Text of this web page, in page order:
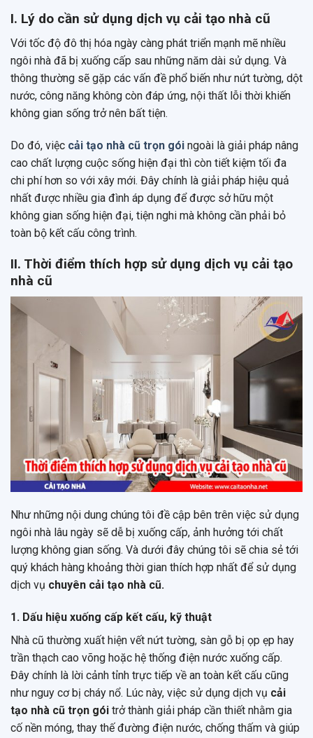
I. Lý do cần sử dụng dịch vụ cải tạo nhà cũ
Với tốc độ đô thị hóa ngày càng phát triển mạnh mẽ nhiều
ngôi nhà đã bị xuống cấp sau những năm dài sử dụng. Và
thông thường sẽ gặp các vấn đề phổ biến như nứt tường, dột
nước, công năng không còn đáp ứng, nội thất lỗi thời khiến
không gian sống trở nên bất tiện.
Do đó, việc cải tạo nhà cũ trọn gói ngoài là giải pháp nâng
cao chất lượng cuộc sống hiện đại thì còn tiết kiệm tối đa
chi phí hơn so với xây mới. Đây chính là giải pháp hiệu quả
nhất được nhiều gia đình áp dụng để được sở hữu một
không gian sống hiện đại, tiện nghi mà không cần phải bỏ
toàn bộ kết cấu công trình.
II. Thời điểm thích hợp sử dụng dịch vụ cải tạo
nhà cũ
Như những nội dung chúng tôi đề cập bên trên việc sử dụng
ngôi nhà lâu ngày sẽ dễ bị xuống cấp, ảnh hưởng tới chất
lượng không gian sống. Và dưới đây chúng tôi sẽ chia sẻ tới
quý khách hàng khoảng thời gian thích hợp nhất để sử dụng
dịch vụ chuyên cải tạo nhà cũ.
1. Dấu hiệu xuống cấp kết cấu, kỹ thuật
Nhà cũ thường xuất hiện vết nứt tường, sàn gỗ bị ọp ẹp hay
trần thạch cao võng hoặc hệ thống điện nước xuống cấp.
Đây chính là lời cảnh tỉnh trực tiếp về an toàn kết cấu cũng
như nguy cơ bị cháy nổ. Lúc này, việc sử dụng dịch vụ cải
tạo nhà cũ trọn gói trở thành giải pháp cần thiết nhằm gia
cố nền móng, thay thế đường điện nước, chống thấm và giúp